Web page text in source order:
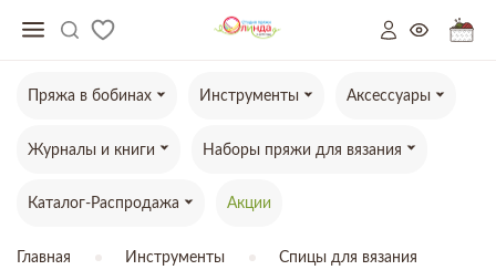
Пряжа в бобинах Инструменты Аксессуары
Журналы и книги Наборы пряжи для вязания
Каталог-Распродажа Акции
Главная Инструменты
Спицы для вязания